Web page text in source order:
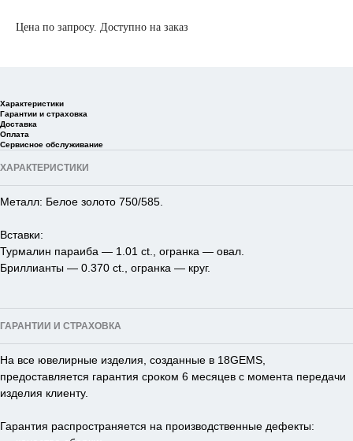
Цена по запросу. Доступно на заказ
Характеристики
Гарантии и страховка
Доставка
Оплата
Сервисное обслуживание
ХАРАКТЕРИСТИКИ
Металл: Белое золото 750/585.
Вставки:
Турмалин параиба — 1.01 ct., огранка — овал.
Бриллианты — 0.370 ct., огранка — круг.
ГАРАНТИИ И СТРАХОВКА
На все ювелирные изделия, созданные в 18GEMS,
предоставляется гарантия сроком 6 месяцев с момента передачи
изделия клиенту.
Гарантия распространяется на производственные дефекты: